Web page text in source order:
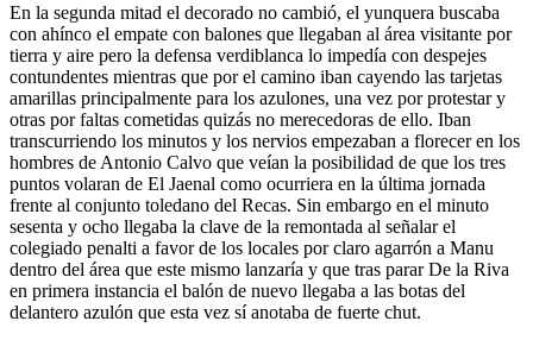
En la segunda mitad el decorado no cambió, el yunquera buscaba
con ahínco el empate con balones que llegaban al área visitante por
tierra y aire pero la defensa verdiblanca lo impedía con despejes
contundentes mientras que por el camino iban cayendo las tarjetas
amarillas principalmente para los azulones, una vez por protestar y
otras por faltas cometidas quizás no merecedoras de ello. Iban
transcurriendo los minutos y los nervios empezaban a florecer en los
hombres de Antonio Calvo que veían la posibilidad de que los tres
puntos volaran de El Jaenal como ocurriera en la última jornada
frente al conjunto toledano del Recas. Sin embargo en el minuto
sesenta y ocho llegaba la clave de la remontada al señalar el
colegiado penalti a favor de los locales por claro agarrón a Manu
dentro del área que este mismo lanzaría y que tras parar De la Riva
en primera instancia el balón de nuevo llegaba a las botas del
delantero azulón que esta vez sí anotaba de fuerte chut.